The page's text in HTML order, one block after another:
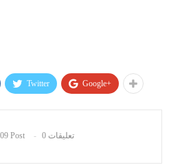
Twitter Google+
Post 0 تعليقات